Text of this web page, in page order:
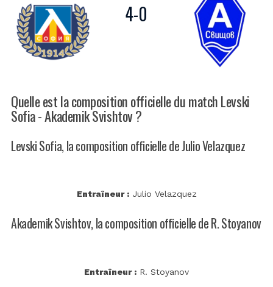
4-0
Quelle est la composition officielle du match Levski
Sofia - Akademik Svishtov ?
Levski Sofia, la composition officielle de Julio Velazquez
Entraîneur :Julio Velazquez
Akademik Svishtov, la composition officielle de R. Stoyanov
Entraîneur : R. Stoyanov